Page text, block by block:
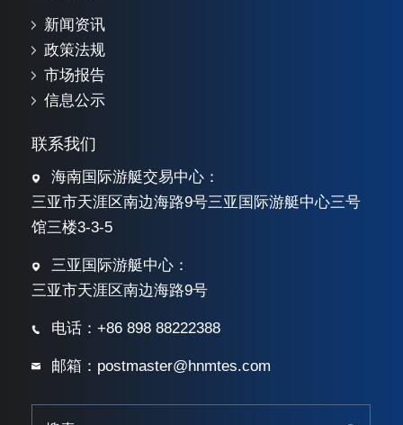
新闻资讯
政策法规
市场报告
信息公示
联系我们
海南国际游艇交易中心：
三亚市天涯区南边海路9号三亚国际游艇中心三号
馆三楼3-3-5
三亚国际游艇中心：
三亚市天涯区南边海路9号
电话：+86 898 88222388
邮箱：postmaster@hnmtes.com